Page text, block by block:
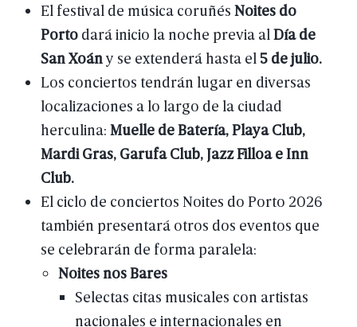
El festival de músicacoruñés Noitesdo
Porto daráinicio lanoche previaal Díade
SanXoány se extenderáhastael 5dejulio.
Los conciertos tendrán lugaren diversas
localizaciones alo largo de laciudad
herculina: MuelledeBatería,PlayaClub,
MardiGras,GarufaClub,JazzFilloaeInn
Club.
El ciclo de conciertos Noites do Porto 2026
también presentaráotros dos eventos que
se celebrarán de formaparalela:
NoitesnosBares
Selectas citas musicales con artistas
nacionales e internacionales en